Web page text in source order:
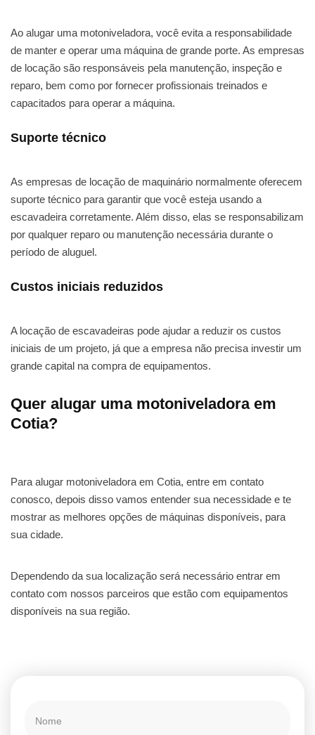
Ao alugar uma motoniveladora, você evita a responsabilidade
de manter e operar uma máquina de grande porte. As empresas
de locação são responsáveis pela manutenção, inspeção e
reparo, bem como por fornecer profissionais treinados e
capacitados para operar a máquina.
Suporte técnico
As empresas de locação de maquinário normalmente oferecem
suporte técnico para garantir que você esteja usando a
escavadeira corretamente. Além disso, elas se responsabilizam
por qualquer reparo ou manutenção necessária durante o
período de aluguel.
Custos iniciais reduzidos
A locação de escavadeiras pode ajudar a reduzir os custos
iniciais de um projeto, já que a empresa não precisa investir um
grande capital na compra de equipamentos.
Quer alugar uma motoniveladora em
Cotia?
Para alugar motoniveladora em Cotia, entre em contato
conosco, depois disso vamos entender sua necessidade e te
mostrar as melhores opções de máquinas disponíveis, para
sua cidade.
Dependendo da sua localização será necessário entrar em
contato com nossos parceiros que estão com equipamentos
disponíveis na sua região.